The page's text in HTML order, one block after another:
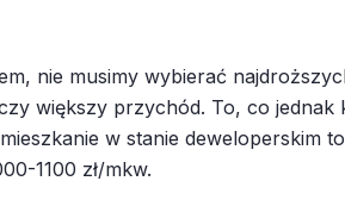
nie musimy wybierać
większy przychód. To, co jednak
w stanie deweloperskim
1100 zł/mkw.